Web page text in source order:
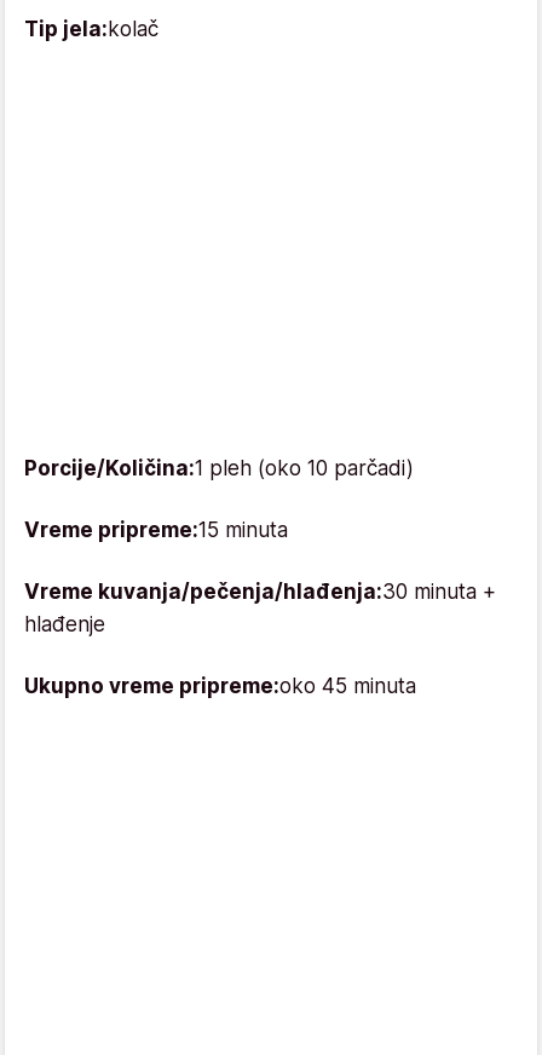
Tip jela:kolač
Porcije/Količina:1 pleh (oko 10 parčadi)
Vreme pripreme:15 minuta
Vreme kuvanja/pečenja/hlađenja:30 minuta +
hlađenje
Ukupno vreme pripreme:oko 45 minuta